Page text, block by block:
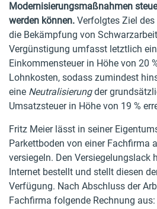
Modernisierungsmaßnahmen
werden können. Verfolgtes Ziel des
die Bekämpfung von
Vergünstigung umfasst letztlich
Einkommensteuer in Höhe von 20
Lohnkosten, sodass zumindest
eine Neutralisierungder
Umsatzsteuer in Höhe von 19 %
Fritz Meier lässt in seiner
Parkettboden von einer Fachfirma
versiegeln. Den Versiegelungslack
Internet bestellt und stellt diesen
Verfügung. Nach Abschluss der
Fachfirma folgende Rechnung aus: